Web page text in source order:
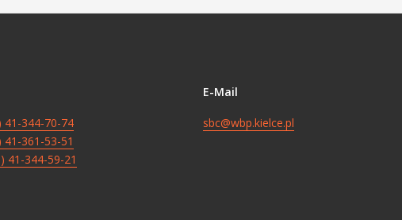
41-344-70-74
41-361-53-51
41-344-59-21
E-Mail
sbc@wbp.kielce.pl